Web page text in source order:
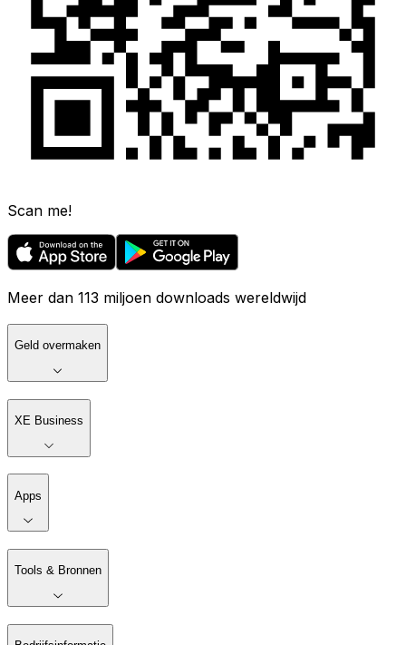
Scan me!
Meer dan 113 miljoen downloads wereldwijd
Geld overmaken
XE Business
Apps
Tools & Bronnen